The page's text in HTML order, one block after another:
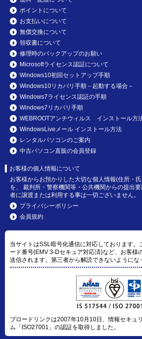
ポイントについて
お支払いについて
無償交換について
領収書について
修理時のバックアップのお願い
Microsoftライセンス認証について
Windows10初回セットアップ手順
Windows10リカバリ手順－起動する場合－
Windows7ライセンス認証の手順
Windows7リカバリ手順
WEBROOTアンチウィルス インストール方
WindowsLiveメール インストール方法
レンタルパソコンのご案内
中古パソコン直販の会員登録
お客様の個人情報について
お客様からお預かりした大切な個人情報(住所・
を、 裁判所・警察機関等・公共機関からの提出
者に譲渡または利用する事は一切ございません。
プライバシーポリシー
会員規約
当サイトはSSL暗号化通信に対応しております。
ード番号(EMV 3-Dセキュア対応済)など、お客様
送信されます。第三者から解読できないようにな
ブロードリンクは2007年10月10日、情報セキュ
ム「ISO27001」の認証を取得しました。